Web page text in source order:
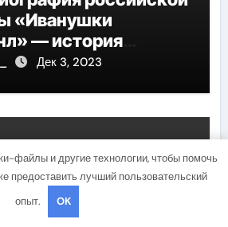
«Иванушки
— история
и судьбы
Дек 3, 2023
файлы и другие технологии, чтобы помочь
предоставить лучший пользовательский
опыт.
OK